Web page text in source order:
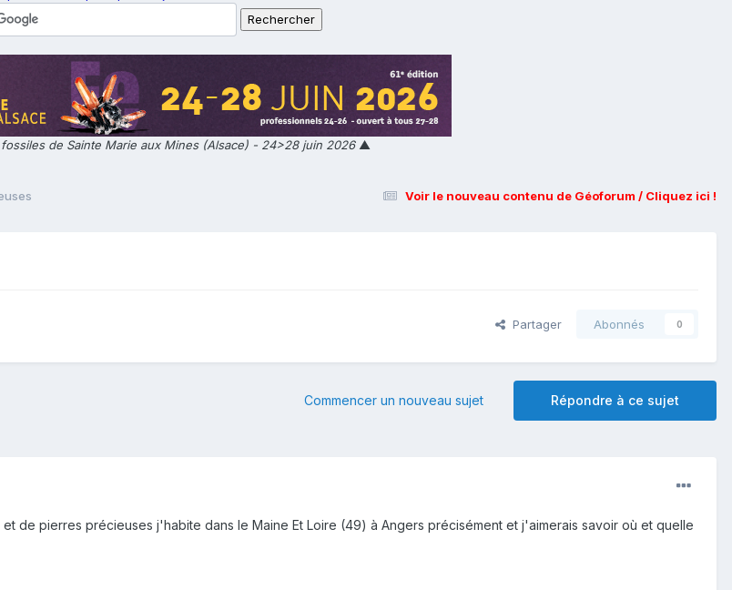
de Sainte Marie aux Mines (Alsace) - 24>28 juin 2026▲
Voir le nouveau contenu de Géoforum / Cliquez ici !
Partager Abonnés 0
Répondre à ce sujet
Commencer un nouveau sujet
de pierres précieuses j'habite dans le Maine Et Loire (49) à Angers précisément et j'aimerais savoir où et quelle